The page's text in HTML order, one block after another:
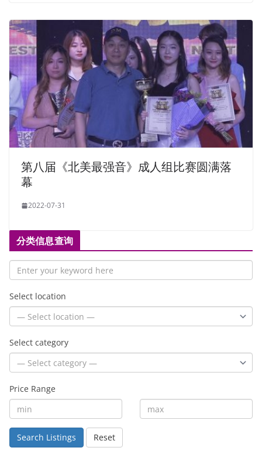
第八届《北美最强音》成人组比赛圆满落
幕
2022-07-31
分类信息查询
Select location
Select category
Price Range
Search Listings Reset